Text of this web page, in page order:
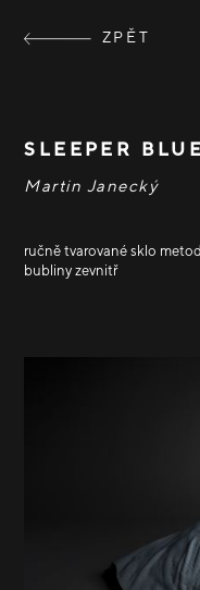
ZPĚT
SLEEPER
Martin Janecký
ručně tvarované sklo
bubliny zevnitř